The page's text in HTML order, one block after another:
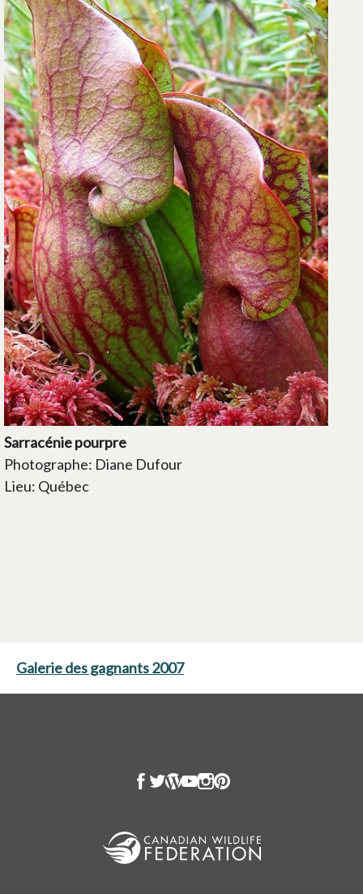
Sarracénie pourpre
Photographe: Diane Dufour
Lieu: Québec
Galerie des gagnants 2007